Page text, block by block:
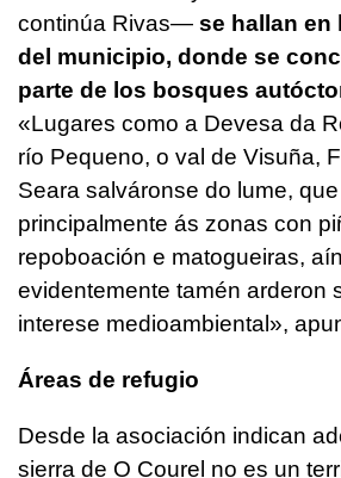
continúa Rivas— se hallan en
del municipio, donde se
parte de los bosques
«Lugares como a Devesa da
río Pequeno, o val de Visuña,
Seara salváronse do lume,
principalmente ás zonas con
repoboación e matogueiras,
evidentemente tamén arderon
interese medioambiental»,
Áreas de refugio
Desde la asociación indican
sierra de O Courel no es un